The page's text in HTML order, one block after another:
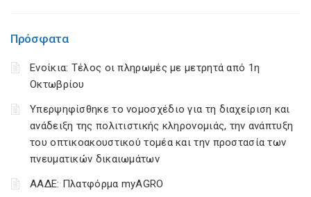
Πρόσφατα
Ενοίκια: Τέλος οι πληρωμές με μετρητά από 1η
Οκτωβρίου
Υπερψηφίσθηκε το νομοσχέδιο για τη διαχείριση και
ανάδειξη της πολιτιστικής κληρονομιάς, την ανάπτυξη
του οπτικοακουστικού τομέα και την προστασία των
πνευματικών δικαιωμάτων
ΑΑΔΕ: Πλατφόρμα myAGRO